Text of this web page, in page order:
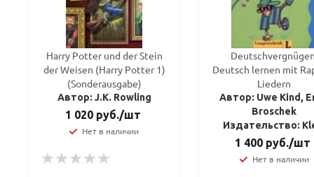
Harry Potter und der Stein
der Weisen (Harry Potter 1)
(Sonderausgabe)
Автор: J.K. Rowling
1 020руб./шт
Нет в наличии
Deutsch lernen mit
Liedern
Автор: Uwe Kind,
Broschek
Издательство:
1 400 руб./шт
Нет в наличии